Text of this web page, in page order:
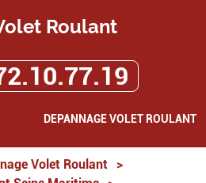
Roulant
DEPANNAGE VOLET ROULANT
Volet Roulant
>